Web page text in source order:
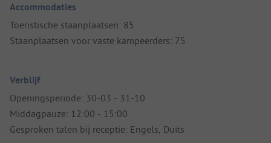
Accommodaties
Toeristische staanplaatsen: 85
Staanplaatsen voor vaste kampeerders: 75
Verblijf
Openingsperiode: 30-03 - 31-10
Middagpauze: 12:00 - 15:00
Gesproken talen bij receptie: Engels, Duits